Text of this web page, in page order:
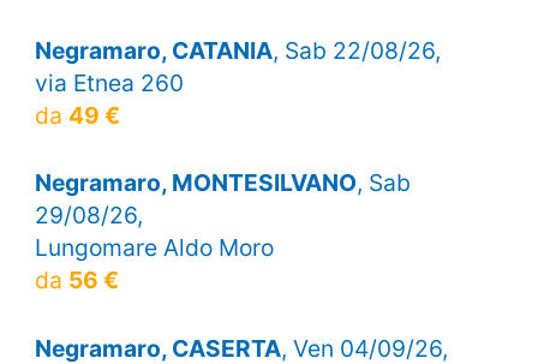
Negramaro, CATANIA, Sab 22/08/26,
via Etnea 260
da 49 €
Negramaro, MONTESILVANO, Sab
29/08/26,
Lungomare Aldo Moro
da 56 €
Negramaro, CASERTA, Ven 04/09/26,